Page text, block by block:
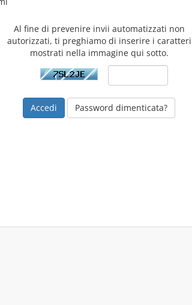
Al fine di prevenire invii automatizzati non
autorizzati, ti preghiamo di inserire i caratteri
mostrati nella immagine qui sotto.
Password dimenticata?